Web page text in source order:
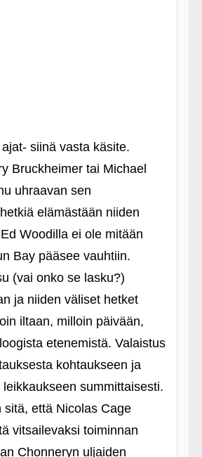
siinä vasta käsite.
Bruckheimer tai Michael
uhraavan sen
elämästään niiden
Woodilla ei ole mitään
Bay pääsee vauhtiin.
(vai onko se lasku?)
ja niiden väliset hetket
iltaan, milloin päivään,
etenemistä. Valaistus
kohtaukseen ja
leikkaukseen summittaisesti.
sitä, että Nicolas Cage
vitsailevaksi toiminnan
Chonneryn uljaiden